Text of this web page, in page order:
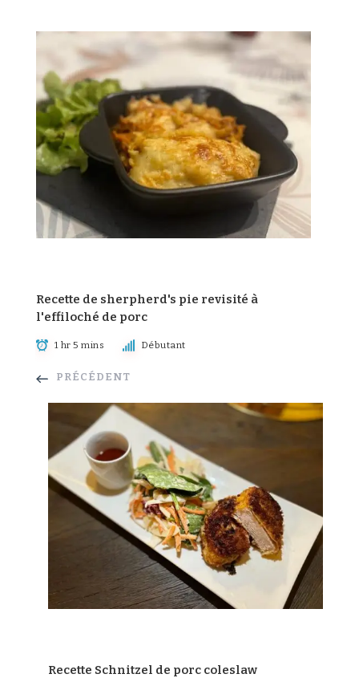
Recette de sherpherd's pie revisité à
l'effiloché de porc
1 hr 5 mins Débutant
PRÉCÉDENT
Recette Schnitzel de porc coleslaw